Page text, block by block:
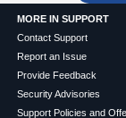
MORE IN SUPPORT
Contact Support
Report an Issue
Provide Feedback
Security Advisories
Support Policies and